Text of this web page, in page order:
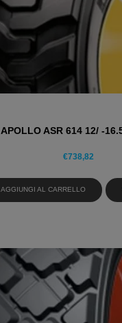
APOLLO ASR 614 12/ -
€738,82
AGGIUNGI AL CARRELLO